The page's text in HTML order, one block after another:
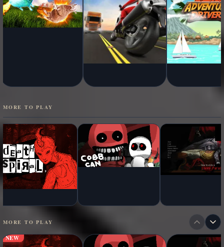
MORE TO PLAY
MORE TO PLAY
NEW